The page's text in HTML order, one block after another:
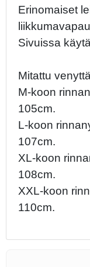
Erinomaiset
Sivuissa
Mitattu
M-koon
105cm.
L-koon
107cm.
XL-koon
108cm.
XXL-koon
110cm.